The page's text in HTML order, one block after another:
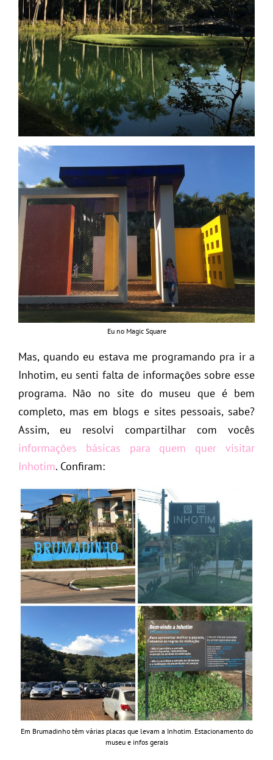
Eu no Magic Square
Mas, quando eu estava me programando pra ir a
Inhotim, eu senti falta de informações sobre esse
programa. Não no site do museu que é bem
completo, mas em blogs e sites pessoais, sabe?
Assim, eu resolvi compartilhar com vocês
informações básicas para quem quer visitar
Inhotim. Confiram:
Em Brumadinho têm várias placas que levam a Inhotim. Estacionamento do
museu e infos gerais